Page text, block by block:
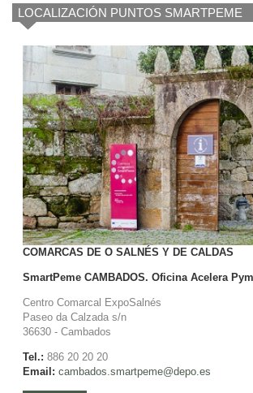
LOCALIZACIÓN PUNTOS SMARTPEME
COMARCAS DE O SALNÉS Y DE CALDAS
SmartPeme CAMBADOS. Oficina Acelera
Centro Comarcal ExpoSalnés
Paseo da Calzada s/n
36630 - Cambados
Tel.: 886 20 20 20
Email: cambados.smartpeme@depo.es